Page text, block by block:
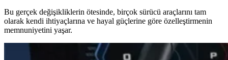
Bu gerçek değişikliklerin ötesinde, birçok sürücü araçlarını tam
olarak kendi ihtiyaçlarına ve hayal güçlerine göre özelleştirmenin
memnuniyetini yaşar.